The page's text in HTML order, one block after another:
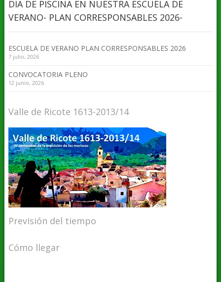
DIA DE PISCINA EN NUESTRA ESCUELA DE
VERANO- PLAN CORRESPONSABLES 2026-
ESCUELA DE VERANO PLAN CORRESPONSABLES 2026
7 julio, 2026
CONVOCATORIA PLENO
12 junio, 2026
Valle de Ricote 1613-2013/14
Previsión del tiempo
Cómo llegar